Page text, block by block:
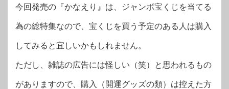
今回発売の『かなえり』は、ジャンボ宝くじを当てる
為の総特集なので、宝くじを買う予定のある人は購入
してみると宜しいかもしれません。
ただし、雑誌の広告には怪しい（笑）と思われるもの
がありますので、購入（開運グッズの類）は控えた方